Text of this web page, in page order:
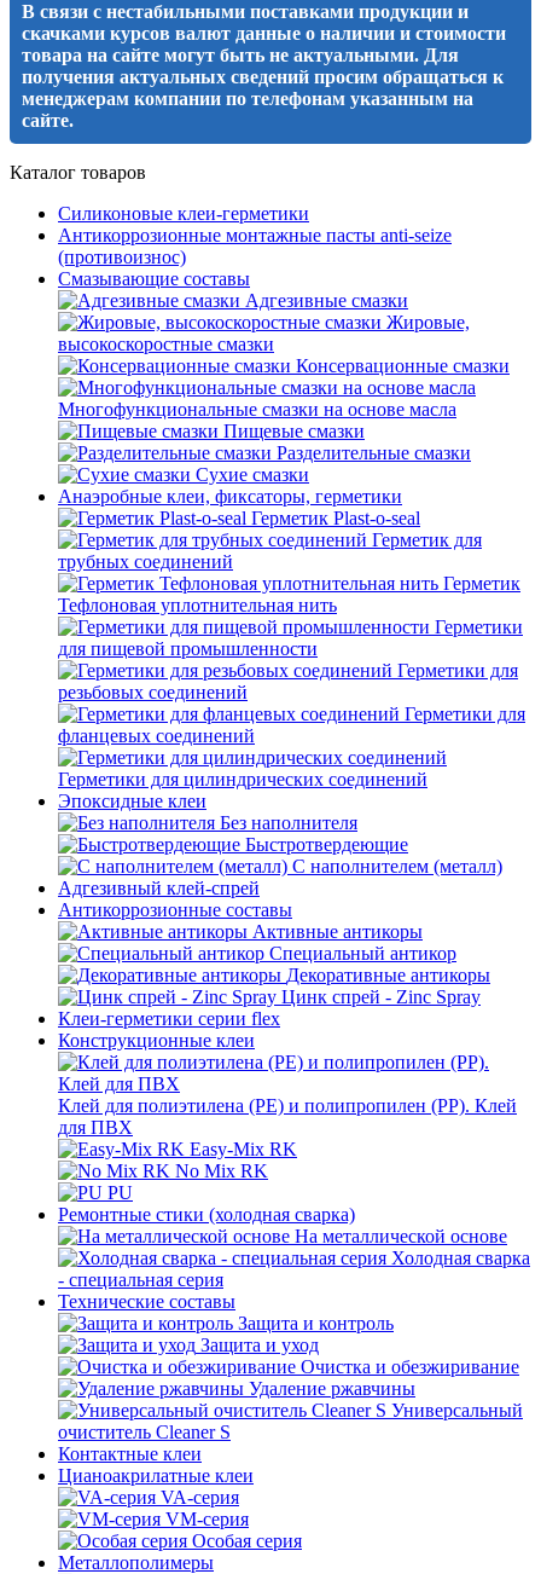
В связи с нестабильными поставками продукции и
скачками курсов валют данные о наличии и стоимости
товара на сайте могут быть не актуальными. Для
получения актуальных сведений просим обращаться к
менеджерам компании по телефонам указанным на
сайте.
Каталог товаров
Силиконовые клеи-герметики
Антикоррозионные монтажные пасты anti-seize
(противоизнос)
Смазывающие составы
Адгезивные смазки
Жировые,
высокоскоростные смазки
Консервационные смазки
Многофункциональные смазки на основе масла
Пищевые смазки
Разделительные смазки
Сухие смазки
Анаэробные клеи, фиксаторы, герметики
Герметик Plast-o-seal
Герметик для
трубных соединений
Герметик
Тефлоновая уплотнительная нить
Герметики
для пищевой промышленности
Герметики для
резьбовых соединений
Герметики для
фланцевых соединений
Герметики для цилиндрических соединений
Эпоксидные клеи
Без наполнителя
Быстротвердеющие
С наполнителем (металл)
Адгезивный клей-спрей
Антикоррозионные составы
Активные антикоры
Специальный антикор
Декоративные антикоры
Цинк спрей - Zinc Spray
Клеи-герметики серии flex
Конструкционные клеи
Клей для полиэтилена (PE) и полипропилен (PP). Клей
для ПВХ
Easy-Mix RK
No Mix RK
PU
Ремонтные стики (холодная сварка)
На металлической основе
Холодная сварка
- специальная серия
Технические составы
Защита и контроль
Защита и уход
Очистка и обезжиривание
Удаление ржавчины
Универсальный
очиститель Cleaner S
Контактные клеи
Цианоакрилатные клеи
VA-серия
VM-серия
Особая серия
Металлополимеры